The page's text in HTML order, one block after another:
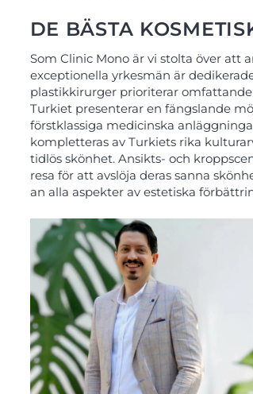
DE BÄSTA
Som Clinic Mono är vi stolta över att
exceptionella yrkesmän är
plastikkirurger prioriterar
Turkiet presenterar en fängslande
förstklassiga medicinska
kompletteras av Turkiets rika
tidlös skönhet. Ansikts- och
resa för att avslöja deras sanna
an alla aspekter av estetiska